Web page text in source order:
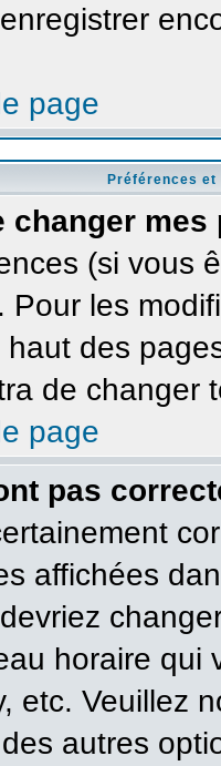
page
Préférences
changer mes
(si vous
Pour les
des
de changer
page
pas
affichées
horaire qui
etc. Veuillez
autres